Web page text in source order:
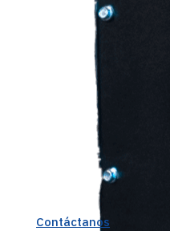
Contáctanos